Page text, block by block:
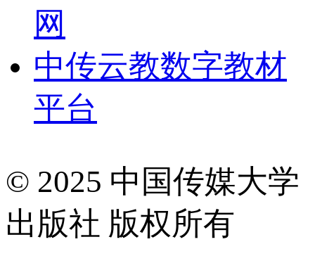
网
中传云教数字教材
平台
© 2025 中国传媒大学
出版社 版权所有